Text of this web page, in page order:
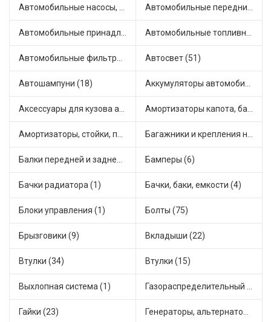
Автомобильные насосы, компрессоры и манометры (1) Автомобильные передние фары (12)
Автомобильные принадлежности и аксессуары (6) Автомобильные топливные насосы (17)
Автомобильные фильтры (1) Автосвет (51)
Автошампуни (18) Аккумуляторы автомобильные (2)
Аксессуары для кузова автомобиля (1) Амортизаторы капота, багажника (6)
Амортизаторы, стойки, подушки стоек (36) Багажники и крепления на крышу (1)
Балки передней и задней подвески (4) Бамперы (6)
Бачки радиатора (1) Бачки, баки, емкости (4)
Блоки управления (1) Болты (75)
Брызговики (9) Вкладыши (22)
Втулки (34) Втулки (15)
Выхлопная система (1) Газораспределительный механизм (2)
Гайки (23) Генераторы, альтернаторы и комплектующие (48)